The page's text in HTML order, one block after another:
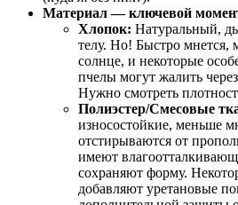
Материал — ключевой
Хлопок: Натуральный,
телу. Но! Быстро мнется,
солнце, и некоторые
пчелы могут жалить
Нужно смотреть
Полиэстер/Смесовые
износостойкие, меньше
отстирываются от
имеют
сохраняют форму.
добавляют уретановые